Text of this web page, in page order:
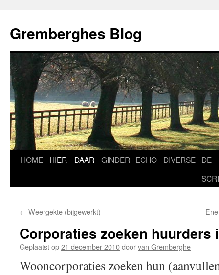
de
inhoud
Gremberghes Blog
HOME HIER DAAR GINDER ECHO DIVERSE DE
← Weergekte (bijgewerkt)
Corporaties zoeken huurders
Geplaatst op21 december 2010doorvan Gremberghe
Wooncorporaties zoeken hun